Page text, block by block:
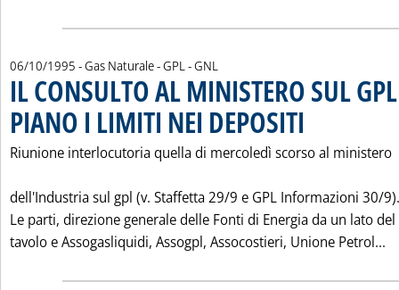
06/10/1995 - Gas Naturale - GPL - GNL
IL CONSULTO AL MINISTERO SUL
PIANO I LIMITI NEI DEPOSITI
Riunione interlocutoria quella di mercoledì scorso al ministero
dell'Industria sul gpl (v. Staffetta 29/9 e GPL Informazioni 30/9).
Le parti, direzione generale delle Fonti di Energia da un lato del
tavolo e Assogasliquidi, Assogpl, Assocostieri, Unione Petrol...